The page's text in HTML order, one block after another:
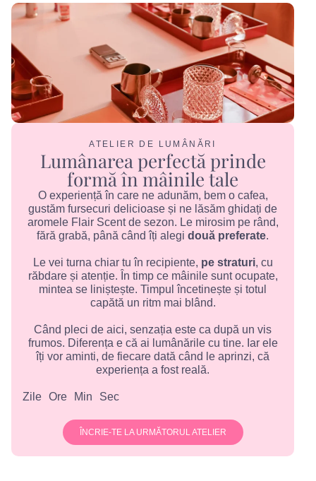
ATELIER DE LUMÂNĂRI
Lumânarea perfectă prinde
formă în mâinile tale
O experiență în care ne adunăm, bem o cafea,
gustăm fursecuri delicioase și ne lăsăm ghidați de
aromele Flair Scent de sezon. Le mirosim pe rând,
fără grabă, până când îți alegi două preferate.
Le vei turna chiar tu în recipiente, pe straturi, cu
răbdare și atenție. În timp ce mâinile sunt ocupate,
mintea se liniștește. Timpul încetinește și totul
capătă un ritm mai blând.
Când pleci de aici, senzația este ca după un vis
frumos. Diferența e că ai lumânările cu tine. Iar ele
îți vor aminti, de fiecare dată când le aprinzi, că
experiența a fost reală.
Zile Ore Min Sec
ÎNCRIE-TE LA URMĂTORUL ATELIER